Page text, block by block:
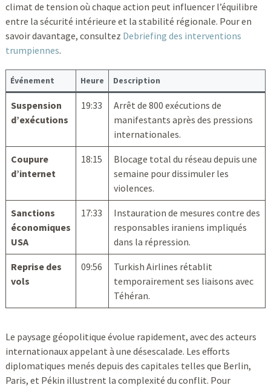
climat de tension où chaque action peut influencer l’équilibre
entre la sécurité intérieure et la stabilité régionale. Pour en
savoir davantage, consultez Debriefing des interventions
trumpiennes.
Événement Heure Description
Suspension
d’exécutions
19:33
Arrêt de 800 exécutions de
manifestants après des pressions
internationales.
Coupure
d’internet
18:15
Blocage total du réseau depuis une
semaine pour dissimuler les
violences.
Sanctions
économiques
USA
17:33
Instauration de mesures contre des
responsables iraniens impliqués
dans la répression.
Reprise des
vols
09:56
Turkish Airlines rétablit
temporairement ses liaisons avec
Téhéran.
Le paysage géopolitique évolue rapidement, avec des acteurs
internationaux appelant à une désescalade. Les efforts
diplomatiques menés depuis des capitales telles que Berlin,
Paris, et Pékin illustrent la complexité du conflit. Pour